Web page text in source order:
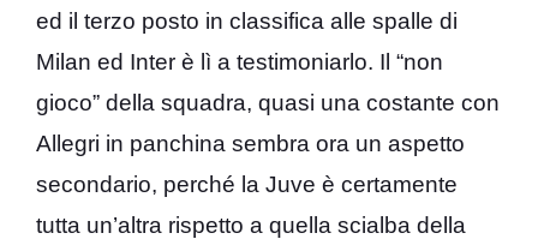
ed il terzo posto in classifica alle spalle di
Milan ed Inter è lì a testimoniarlo. Il “non
gioco” della squadra, quasi una costante con
Allegri in panchina sembra ora un aspetto
secondario, perché la Juve è certamente
tutta un’altra rispetto a quella scialba della